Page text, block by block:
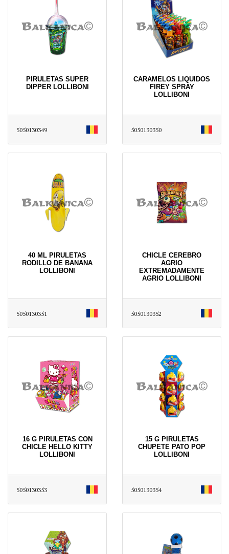
PIRULETAS SUPER
DIPPER LOLLIBONI
5050130349
CARAMELOS LIQUIDOS
FIREY SPRAY
LOLLIBONI
5050130350
40 ML PIRULETAS
RODILLO DE BANANA
LOLLIBONI
5050130351
CHICLE CEREBRO
AGRIO
EXTREMADAMENTE
AGRIO LOLLIBONI
5050130352
16 G PIRULETAS CON
CHICLE HELLO KITTY
LOLLIBONI
5050130353
15 G PIRULETAS
CHUPETE PATO POP
LOLLIBONI
5050130354